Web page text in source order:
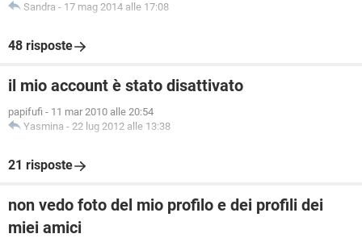
Sandra - 17 mag 2014 alle 17:08
48 risposte
il mio account è stato disattivato
papifufi - 11 mar 2010 alle 20:54
Yasmina - 22 lug 2012 alle 13:38
21 risposte
non vedo foto del mio profilo e dei profili dei
miei amici